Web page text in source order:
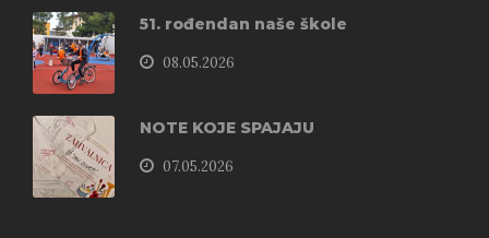
51. rođendan naše škole
08.05.2026
NOTE KOJE SPAJAJU
07.05.2026